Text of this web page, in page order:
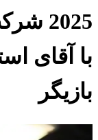
با آقای
بازیگر